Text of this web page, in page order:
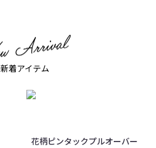
新着アイテム
花柄ピンタックプルオーバー